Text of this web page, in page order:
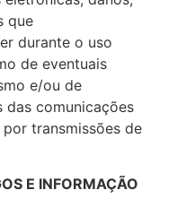
que
durante o uso
de eventuais
e/ou de
das comunicações
transmissões de
E INFORMAÇÃO